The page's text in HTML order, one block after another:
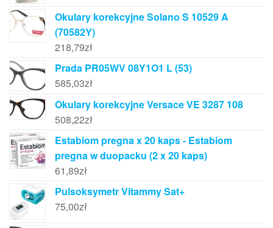
Okulary korekcyjne Solano S 10529 A
(70582Y)
218,79zł
Prada PR05WV 08Y1O1 L (53)
585,03zł
Okulary korekcyjne Versace VE 3287 108
508,22zł
Estabiom pregna x 20 kaps - Estabiom
pregna w duopacku (2 x 20 kaps)
61,89zł
Pulsoksymetr Vitammy Sat+
75,00zł